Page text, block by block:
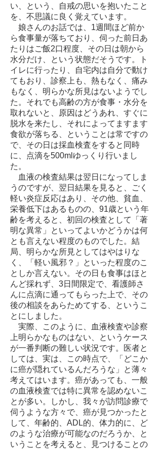
い、という、自戒の思いを抱いたこと
を、不思議に良く覚えています。
娘さんのお話では、1週間ほど前か
ら食事量が落ちており、伺った前日あ
たりはご飯2口程度、その日は朝から
水分だけ、という状態だそうです。ト
イレに行ったり、自宅内は自分で動け
てもおり、診察上も、熱もなく、痛み
もなく、明らかな所見はないようでし
た。それでも高齢の方が食事・水分を
取れないと、原因はどうあれ、すぐに
脱水を来たし、それによってますます
食欲が落ちる、ということは常ですの
で、その日は採血検査をすると同時
に、点滴を500mlゆっくり行いまし
た。
血液の検査結果は翌日になってしま
うのですが、翌日結果を見ると、ごく
軽い炎症反応はあり、その他、貧血、
栄養低下はあるものの、91歳という年
齢を考えると、初回の検査として「著
明な異常」といってよいかどうかは何
とも言えない程度のものでした。結
局、明らかな所見としてはやはりな
く、「軽い風邪？」といった程度のこ
としか言えない。その日も食事はほと
んど採れず、3日間限定で、看護師さ
んに点滴に通ってもらった上で、その
後の相談をあらためてする、というこ
とにしました。
実際、このように、血液検査や診察
上明らかなものはない、というケース
が一番判断の難しい状況です。医者と
しては、実は、この時点で、「どこか
に癌が隠れているんだろうな」と薄々
考えてはいます。癌があっても、一般
の血液検査では特に異常を認めないこ
とが多い。しかし、我々が訪問診療で
伺うような方々で、癌が見つかったと
して、年齢的、ADL的、体力的に、ど
のような治療が可能なのだろうか、と
いうことを考えると、見つけることの